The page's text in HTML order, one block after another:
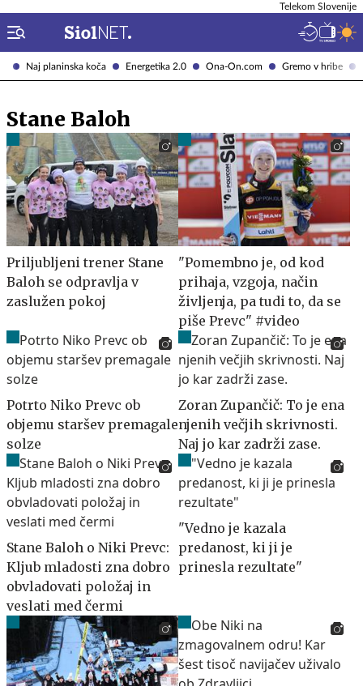
Naj planinska koča Energetika 2.0 Ona-On.com Gremo v hribe
Telekom Slovenije
Stane Baloh
Priljubljeni trener Stane
Baloh se odpravlja v
zaslužen pokoj
"Pomembno je, od kod
prihaja, vzgoja, način
življenja, pa tudi to, da se
piše Prevc" #video
Potrto Niko Prevc ob
objemu staršev premagale
solze
Zoran Zupančič: To je ena
njenih večjih skrivnosti.
Naj jo kar zadrži zase.
Stane Baloh o Niki Prevc:
Kljub mladosti zna dobro
obvladovati položaj in
veslati med čermi
"Vedno je kazala
predanost, ki ji je
prinesla rezultate"